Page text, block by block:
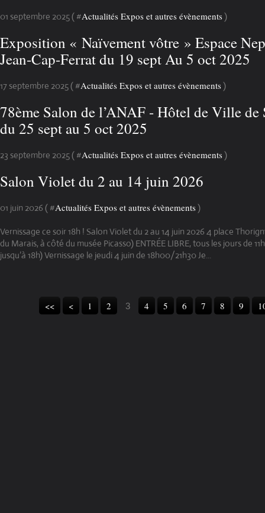
01 septembre 2025 ( #Actualités Expos et autres évènements)
Exposition « Naïvement vôtre » Espace
Jean-Cap-Ferrat du 19 sept Au 5 oct 2025
17 septembre 2025 ( #Actualités Expos et autres évènements)
78ème Salon de l’ANAF - Hôtel de Ville de
du 25 sept au 5 oct 2025
23 septembre 2025 ( #Actualités Expos et autres évènements)
Salon Violet du 2 au 14 juin 2026
01 juin 2026 ( #Actualités Expos et autres évènements)
Vernissage ce soir 18h ! Salon Violet du 2 au 14 juin 2026 4 place
du Marais, à côté du musée Picasso) ENTRÉE LIBRE, tous les jours de
jusqu’à 18h) Vernissage le jeudi 4 juin de 18h00/21h30 Je...
<< < 1 2 3 4 5 6 7 8 9